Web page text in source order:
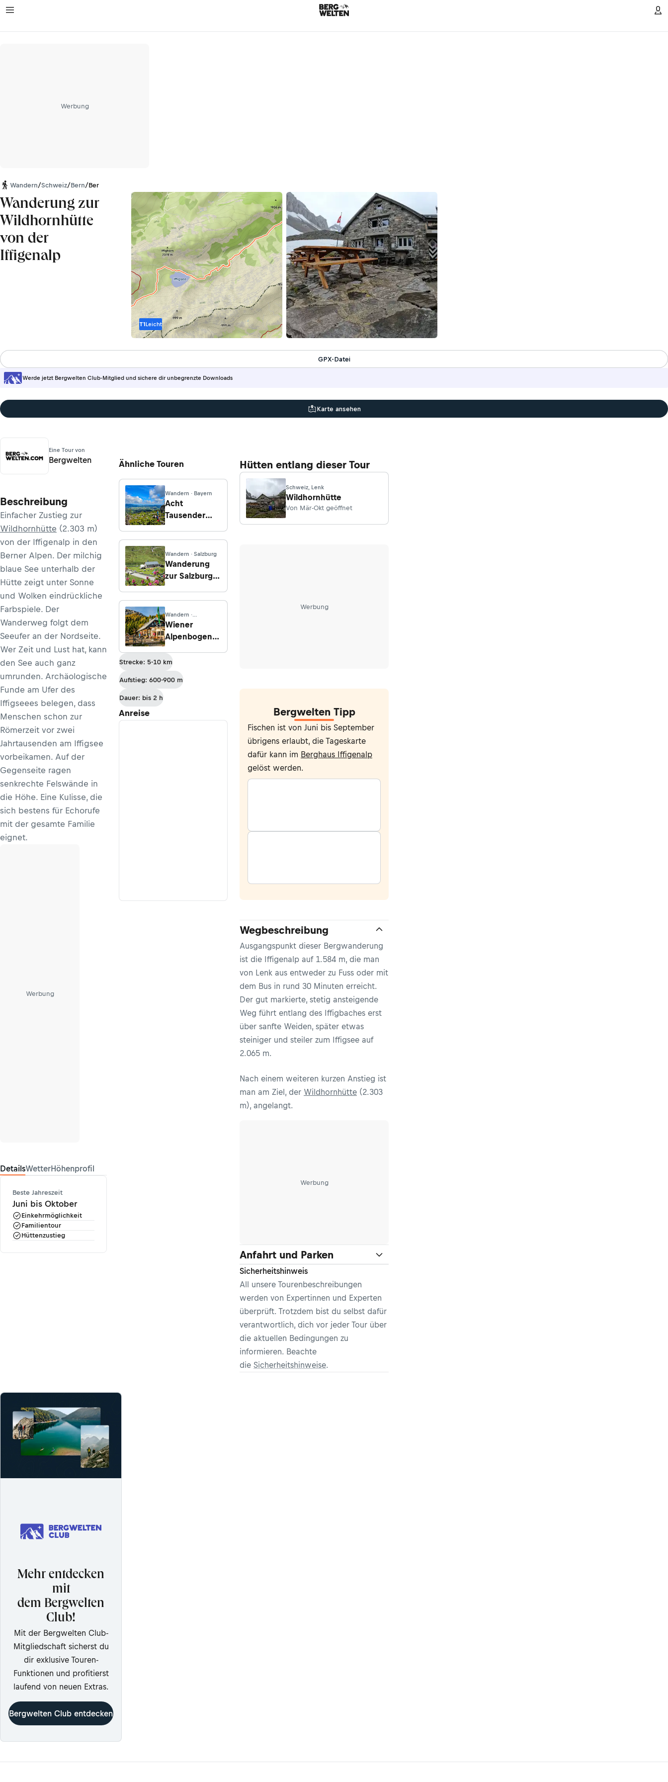
Werbung
Wandern/Schweiz/Bern/Berner Alpen
Wanderung zur
Wildhornhütte
von der
Iffigenalp
T1Leicht
Werde jetzt Bergwelten Club-Mitglied und sichere dir unbegrenzte Downloads
GPX-Datei
Karte ansehen
Eine Tour von
Bergwelten
Beschreibung
Einfacher Zustieg zur
Wildhornhütte (2.303 m)
von der Iffigenalp in den
Berner Alpen. Der milchig
blaue See unterhalb der
Hütte zeigt unter Sonne
und Wolken eindrückliche
Farbspiele. Der
Wanderweg folgt dem
Seeufer an der Nordseite.
Wer Zeit und Lust hat, kann
den See auch ganz
umrunden. Archäologische
Funde am Ufer des
Iffigseees belegen, dass
Menschen schon zur
Römerzeit vor zwei
Jahrtausenden am Iffigsee
vorbeikamen. Auf der
Gegenseite ragen
senkrechte Felswände in
die Höhe. Eine Kulisse, die
sich bestens für Echorufe
mit der gesamte Familie
eignet.
Werbung
DetailsWetterHöhenprofil
Beste Jahreszeit
Juni bis Oktober
Einkehrmöglichkeit
Familientour
Hüttenzustieg
Ähnliche Touren
Wandern · Bayern
Acht
Tausender
Wandern · Salzburg
Wanderung
zur Salzburger
den
Alexander-
Enzinger-Weg
Wandern ·
Niederösterreich
Wiener
Alpenbogen -
Von der
Knofeleben
zur
Strecke: 5-10 km
Aufstieg: 600-900 m
Dauer: bis 2 h
Anreise
Hütten entlang dieser Tour
Schweiz, Lenk
Wildhornhütte
Von Mär-Okt geöffnet
Werbung
Bergwelten Tipp
Fischen ist von Juni bis September
übrigens erlaubt, die Tageskarte
dafür kann im Berghaus Iffigenalp
gelöst werden.
Wegbeschreibung
Ausgangspunkt dieser Bergwanderung
ist die Iffigenalp auf 1.584 m, die man
von Lenk aus entweder zu Fuss oder mit
dem Bus in rund 30 Minuten erreicht.
Der gut markierte, stetig ansteigende
Weg führt entlang des Iffigbaches erst
über sanfte Weiden, später etwas
steiniger und steiler zum Iffigsee auf
2.065 m.
Nach einem weiteren kurzen Anstieg ist
man am Ziel, der Wildhornhütte (2.303
m), angelangt.
Werbung
Anfahrt und Parken
Sicherheitshinweis
All unsere Tourenbeschreibungen
werden von Expertinnen und Experten
überprüft. Trotzdem bist du selbst dafür
verantwortlich, dich vor jeder Tour über
die aktuellen Bedingungen zu
informieren. Beachte
die Sicherheitshinweise.
Mehr entdecken
mit
dem Bergwelten
Club!
Mit der Bergwelten Club-
Mitgliedschaft sicherst du
dir exklusive Touren-
Funktionen und profitierst
laufend von neuen Extras.
Bergwelten Club entdecken